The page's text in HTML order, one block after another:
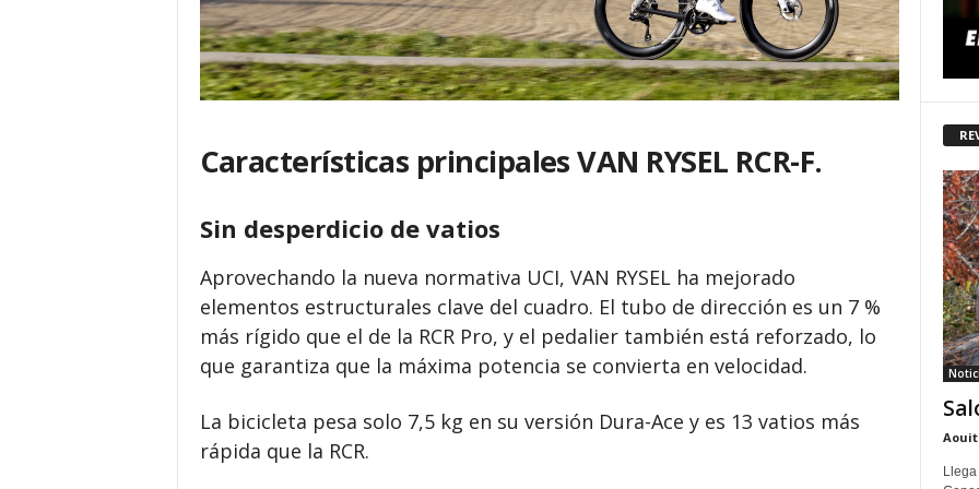
Características principales VAN RYSEL RCR-F.
Sin desperdicio de vatios
Aprovechando la nueva normativa UCI, VAN RYSEL ha mejorado
elementos estructurales clave del cuadro. El tubo de dirección es un 7 %
más rígido que el de la RCR Pro, y el pedalier también está reforzado, lo
que garantiza que la máxima potencia se convierta en velocidad.
La bicicleta pesa solo 7,5 kg en su versión Dura-Ace y es 13 vatios más
rápida que la RCR.